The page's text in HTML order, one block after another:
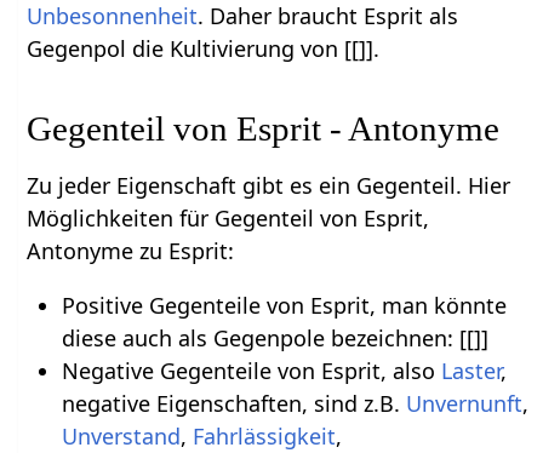
Unbesonnenheit. Daher braucht Esprit als
Gegenpol die Kultivierung von [[]].
Gegenteil von Esprit - Antonyme
Zu jeder Eigenschaft gibt es ein Gegenteil. Hier
Möglichkeiten für Gegenteil von Esprit,
Antonyme zu Esprit:
Positive Gegenteile von Esprit, man könnte
diese auch als Gegenpole bezeichnen: [[]]
Negative Gegenteile von Esprit, also Laster,
negative Eigenschaften, sind z.B. Unvernunft,
Unverstand, Fahrlässigkeit,